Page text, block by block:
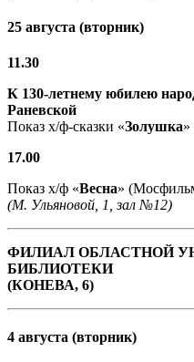
25 августа (вторник)
11.30
К 130-летнему юбилею
Раневской
Показ х/ф-сказки «Золушка
17.00
Показ х/ф «Весна»
(М. Ульяновой, 1, зал №12)
ФИЛИАЛ ОБЛАСТНОЙ
БИБЛИОТЕКИ
(КОНЕВА, 6)
4 августа (вторник)